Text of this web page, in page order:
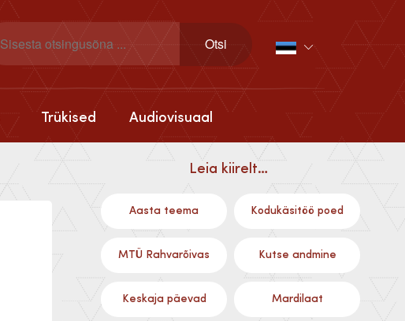
Trükised Audiovisuaal
Leia kiirelt…
Aasta teema Kodukäsitöö poed
MTÜ Rahvarõivas Kutse andmine
Keskaja päevad Mardilaat